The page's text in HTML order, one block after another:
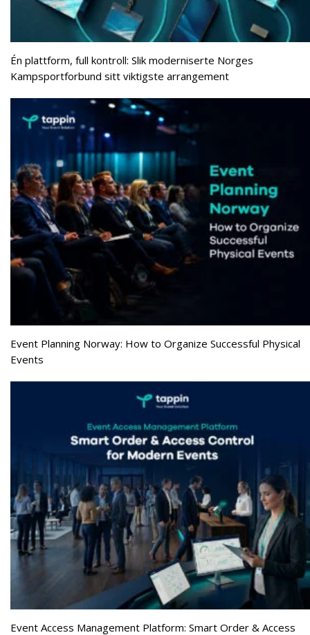
Én plattform, full kontroll: Slik moderniserte Norges
Kampsportforbund sitt viktigste arrangement
Event Planning Norway: How to Organize Successful Physical
Events
Event Access Management Platform: Smart Order & Access